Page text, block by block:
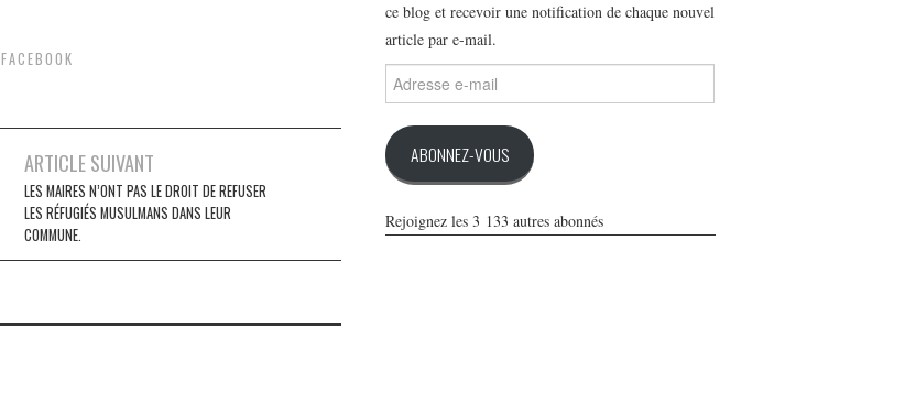
FACEBOOK
ARTICLE SUIVANT
LES MAIRES N’ONT PAS LE DROIT DE REFUSER
LES RÉFUGIÉS MUSULMANS DANS LEUR
COMMUNE.
ce blog et recevoir une notification de chaque nouvel
article par e-mail.
Adresse
e-
ABONNEZ-VOUS
Rejoignez les 3 133 autres abonnés